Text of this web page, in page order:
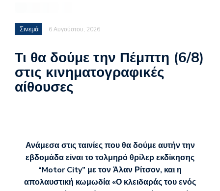
Σινεμά 6 Αυγούστου, 2026
Τι θα δούμε την Πέμπτη (6/8)
στις κινηματογραφικές
αίθουσες
Ανάμεσα στις ταινίες που θα δούμε αυτήν την
εβδομάδα είναι το τολμηρό θρίλερ εκδίκησης
“Motor City” με τον Άλαν Ρίτσον, και η
απολαυστική κωμωδία «Ο κλειδαράς του ενός